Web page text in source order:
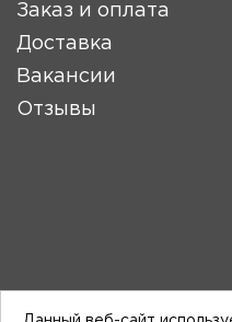
Заказ и оплата
Доставка
Вакансии
Отзывы